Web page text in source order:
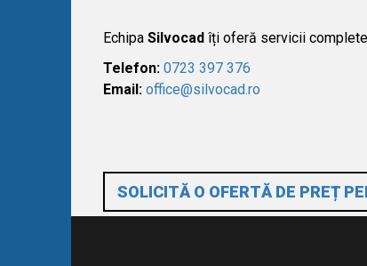
Echipa Silvocadîți oferă servicii
Telefon: 0723 397 376
Email: office@silvocad.ro
SOLICITĂ O OFERTĂ DE PREȚ